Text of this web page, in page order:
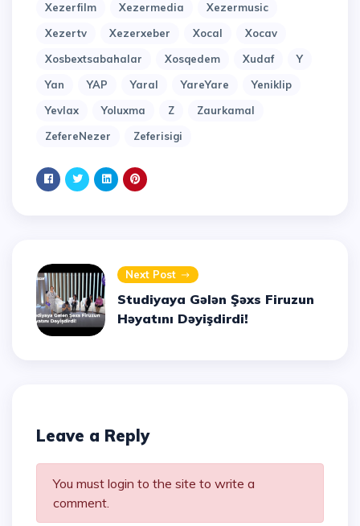
Xezerfilm
Xezermedia
Xezermusic
Xezertv
Xezerxeber Xocal
Xocav
Xosbextsabahalar
Xosqedem Xudaf
Y
Yan
YAP Yaral YareYare
Yeniklip
Yevlax
Yoluxma Z
Zaurkamal
ZefereNezer
Zeferisigi
Next Post
Studiyaya Gələn Şəxs Firuzun
Həyatını Dəyişdirdi!
Leave a Reply
You must login to the site to write a
comment.